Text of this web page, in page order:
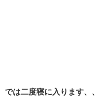
では二度寝に入ります、、